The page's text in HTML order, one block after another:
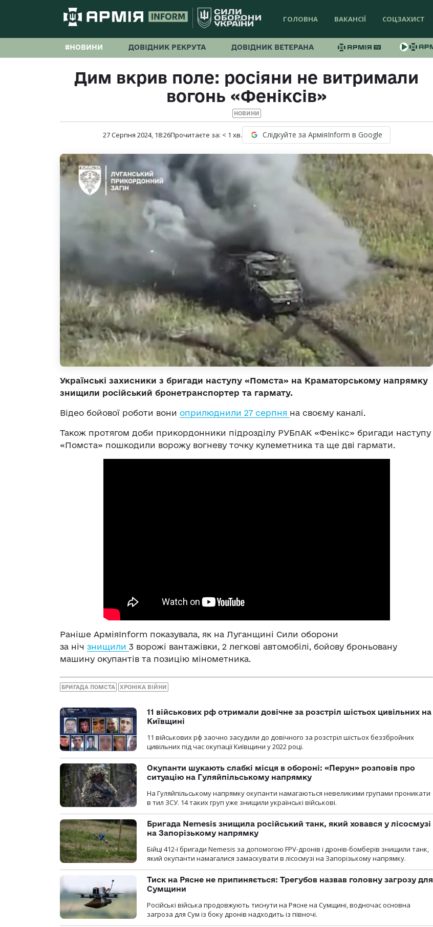
ГОЛОВНА ВАКАНСІЇ СОЦЗАХИСТ
#НОВИНИ ДОВІДНИК РЕКРУТА ДОВІДНИК ВЕТЕРАНА
Дим вкрив поле: росіяни не витримали
вогонь «Феніксів»
НОВИНИ
27 Серпня 2024, 18:26Прочитаєте за: < 1 хв. Слідкуйте за АрміяInform в Google
Українські захисники з бригади наступу «Помста» на Краматорському напрямку
знищили російський бронетранспортер та гармату.
Відео бойової роботи вони оприлюднили 27 серпня на своєму каналі.
Також протягом доби прикордонники підрозділу РУБпАК «Фенікс» бригади наступу
«Помста» пошкодили ворожу вогневу точку кулеметника та ще дві гармати.
Раніше АрміяInform показувала, як на Луганщині Сили оборони
за ніч знищили 3 ворожі вантажівки, 2 легкові автомобілі, бойову броньовану
машину окупантів та позицію мінометника.
БРИГАДА ПОМСТА ХРОНІКА ВІЙНИ
11 військових рф отримали довічне за розстріл шістьох цивільних на
Київщині
11 військових рф заочно засудили до довічного за розстріл шістьох беззбройних
цивільних під час окупації Київщини у 2022 році.
Окупанти шукають слабкі місця в обороні: «Перун» розповів про
ситуацію на Гуляйпільському напрямку
На Гуляйпільському напрямку окупанти намагаються невеликими групами проникати
в тил ЗСУ. 14 таких груп уже знищили українські військові.
Бригада Nemesis знищила російський танк, який ховався у лісосмузі
на Запорізькому напрямку
Бійці 412-ї бригади Nemesis за допомогою FPV-дронів і дронів-бомберів знищили танк,
який окупанти намагалися замаскувати в лісосмузі на Запорізькому напрямку.
Тиск на Рясне не припиняється: Трегубов назвав головну загрозу для
Сумщини
Російські війська продовжують тиснути на Рясне на Сумщині, водночас основна
загроза для Сум із боку дронів надходить із півночі.